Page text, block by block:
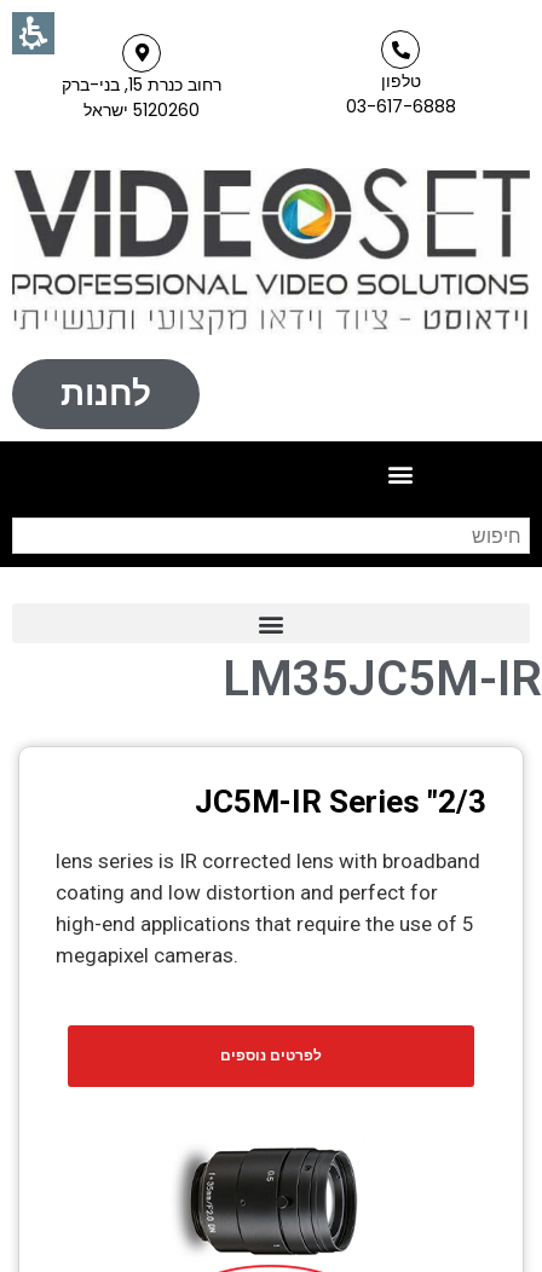
טלפון
03-617-6888
רחוב כנרת 15, בני-ברק
5120260 ישראל
לחנות
Frame Grabber
C-Mount Lenss
Professional Video Equipment
AV over IP
Photo Printers
LM35JC5M-IR
2/3" JC5M-IR Series
lens series is IR corrected lens with broadband
coating and low distortion and perfect for
high-end applications that require the use of 5
megapixel cameras.
לפרטים נוספים